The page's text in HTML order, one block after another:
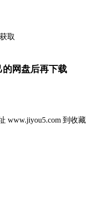
取
的网盘后再下载
www.jiyou5.com 到收藏